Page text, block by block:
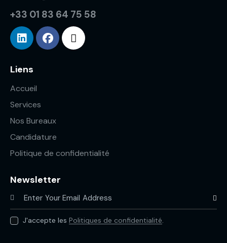
+33 01 83 64 75 58
Liens
Accueil
Services
Nos Bureaux
Candidature
Politique de confidentialité
Newsletter
J'accepte les Politiques de confidentialité.